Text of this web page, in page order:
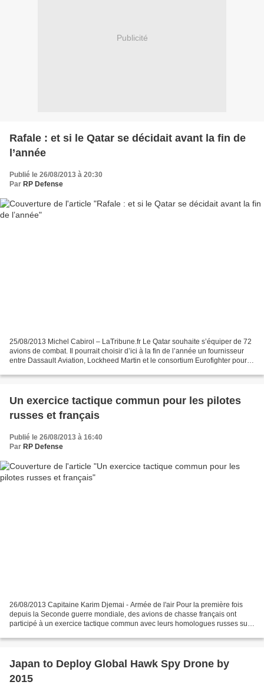
Publicité
Rafale : et si le Qatar se décidait avant la fin de
l’année
Publié le 26/08/2013 à 20:30
Par RP Defense
25/08/2013 Michel Cabirol – LaTribune.fr Le Qatar souhaite s’équiper de 72
avions de combat. Il pourrait choisir d’ici à la fin de l’année un fournisseur
entre Dassault Aviation, Lockheed Martin et le consortium Eurofighter pour
Un exercice tactique commun pour les pilotes
russes et français
Publié le 26/08/2013 à 16:40
Par RP Defense
26/08/2013 Capitaine Karim Djemai - Armée de l'air Pour la première fois
depuis la Seconde guerre mondiale, des avions de chasse français ont
participé à un exercice tactique commun avec leurs homologues russes sur
Japan to Deploy Global Hawk Spy Drone by
2015